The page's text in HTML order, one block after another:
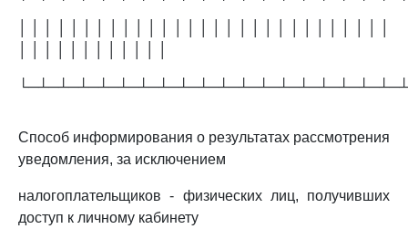
Способ информирования о результатах рассмотрения
уведомления, за исключением
налогоплательщиков - физических лиц, получивших
доступ к личному кабинету